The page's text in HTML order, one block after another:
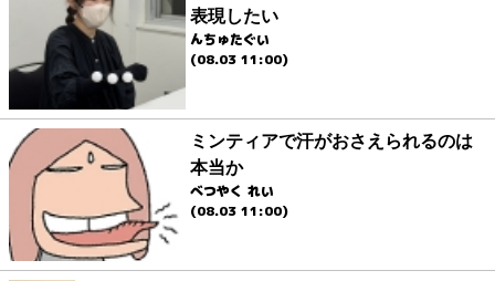
表現したい
んちゅたぐい
(08.03 11:00)
ミンティアで汗がおさえられるのは
本当か
べつやく れい
(08.03 11:00)